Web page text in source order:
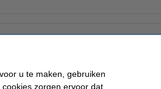
| Wit | 553000
| Zwart | 553008
u te maken, gebruiken
zorgen ervoor dat